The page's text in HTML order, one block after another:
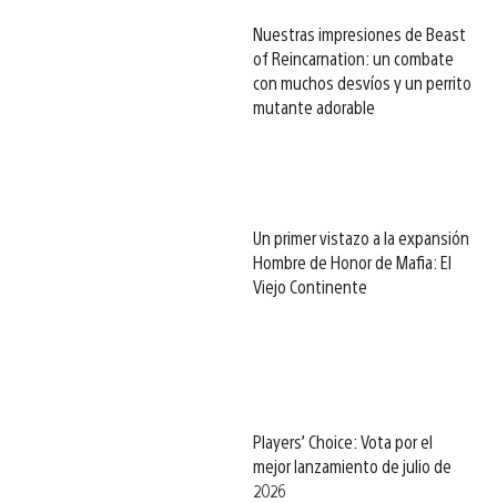
Nuestras impresiones de Beast
of Reincarnation: un combate
con muchos desvíos y un perrito
mutante adorable
Un primer vistazo a la expansión
Hombre de Honor de Mafia: El
Viejo Continente
Players’ Choice: Vota por el
mejor lanzamiento de julio de
2026